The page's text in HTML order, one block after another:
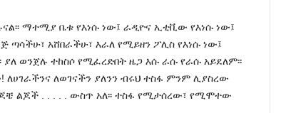
ማተሚያ ቤቱ የእነሱ ነው፤ ራዲዮና ኢቲቪው የእነሱ ነው፤
ጣሳችሁ፣ አሸበራችሁ፣ እራለ የሚይዘን ፖሊስ የእነሱ ነው፤
ወንጀሉ ተከስሶ የሚፈረድበት ዜጋ እሱ ራሱ የራሱ አይደለም፡፡
ለሀገራችንና ለወገናችን ያለንን ብሩህ ተስፋ ምንም ሊያስረው
ልጆች . . . . . ውስጥ አለ፡፡ ተስፋ የሚታሰረው፣ የሚሞተው